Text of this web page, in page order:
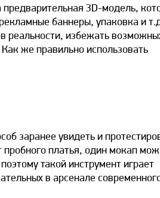
3D-модель,
баннеры, упаковка и
реальности, избежать
же правильно использовать
заранее увидеть и
платья, один мокап
такой инструмент играет
в арсенале